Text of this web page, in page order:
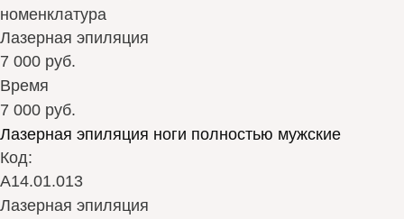
номенклатура
Лазерная эпиляция
7 000 руб.
Время
7 000 руб.
Лазерная эпиляция ноги полностью мужские
Код:
А14.01.013
Лазерная эпиляция